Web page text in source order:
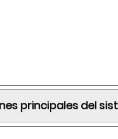
principales del